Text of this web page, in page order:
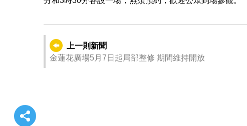
上一則新聞
金蓮花廣場5月7日起局部整修 期間維持開放